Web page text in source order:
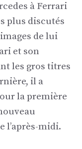
à Ferrari
plus discutés
de lui
et son
les gros titres
il a
la première
l’après-midi.